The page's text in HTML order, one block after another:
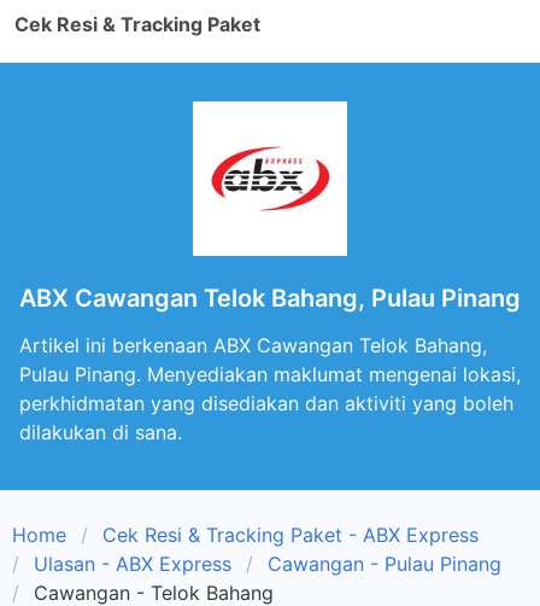
Cek Resi & Tracking Paket
ABX Cawangan Telok Bahang, Pulau Pinang
Artikel ini berkenaan ABX Cawangan Telok Bahang,
Pulau Pinang. Menyediakan maklumat mengenai lokasi,
perkhidmatan yang disediakan dan aktiviti yang boleh
dilakukan di sana.
Home
Cek Resi & Tracking Paket - ABX Express
Ulasan - ABX Express
Cawangan - Pulau Pinang
Cawangan - Telok Bahang